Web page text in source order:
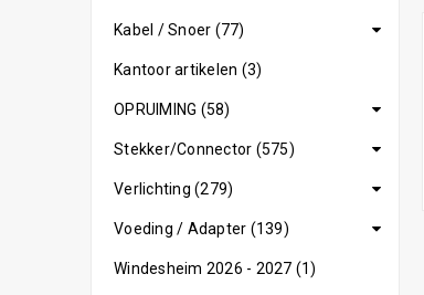
Kabel / Snoer (77)
Kantoor artikelen (3)
OPRUIMING (58)
Stekker/Connector (575)
Verlichting (279)
Voeding / Adapter (139)
Windesheim 2026 - 2027 (1)